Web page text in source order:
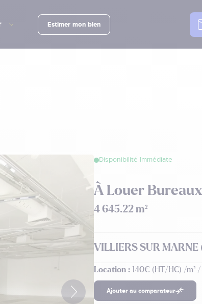
Estimer mon bien
Disponibilité Immédiate
À Louer
4 645.22 m²
VILLIERS SUR MARNE
Location : 140€ (HT/HC) /m² /
Ajouter au comparateur